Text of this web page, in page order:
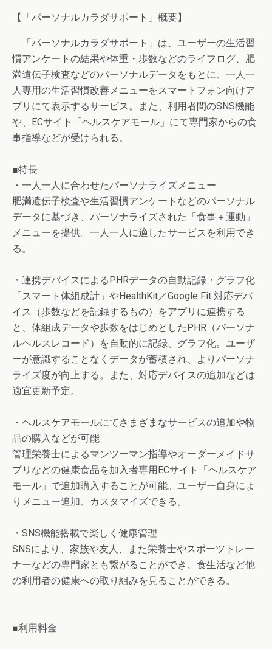
【「パーソナルカラダサポート」概要】
「パーソナルカラダサポート」は、ユーザーの生活習
慣アンケートの結果や体重・歩数などのライフログ、肥
満遺伝子検査などのパーソナルデータをもとに、一人一
人専用の生活習慣改善メニューをスマートフォン向けア
プリにて表示するサービス。また、利用者間のSNS機能
や、ECサイト「ヘルスケアモール」にて専門家からの食
事指導などが受けられる。
■特長
・一人一人に合わせたパーソナライズメニュー
肥満遺伝子検査や生活習慣アンケートなどのパーソナル
データに基づき、パーソナライズされた「食事＋運動」
メニューを提供。一人一人に適したサービスを利用でき
る。
・連携デバイスによるPHRデータの自動記録・グラフ化
「スマート体組成計」やHealthKit／Google Fit 対応デバ
イス（歩数などを記録するもの）をアプリに連携する
と、体組成データや歩数をはじめとしたPHR（パーソナ
ルヘルスレコード）を自動的に記録、グラフ化。ユーザ
ーが意識することなくデータが蓄積され、よりパーソナ
ライズ度が向上する。また、対応デバイスの追加などは
適宜更新予定。
・ヘルスケアモールにてさまざまなサービスの追加や物
品の購入などが可能
管理栄養士によるマンツーマン指導やオーダーメイドサ
プリなどの健康食品を加入者専用ECサイト「ヘルスケア
モール」で追加購入することが可能。ユーザー自身によ
りメニュー追加、カスタマイズできる。
・SNS機能搭載で楽しく健康管理
SNSにより、家族や友人、また栄養士やスポーツトレー
ナーなどの専門家とも繋がることができ、食生活など他
の利用者の健康への取り組みを見ることができる。
■利用料金